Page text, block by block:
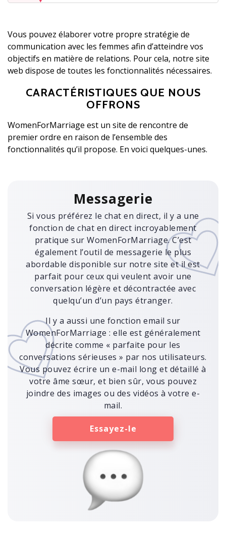
Vous pouvez élaborer votre propre stratégie de
communication avec les femmes afin d’atteindre vos
objectifs en matière de relations. Pour cela, notre site
web dispose de toutes les fonctionnalités nécessaires.
CARACTÉRISTIQUES QUE NOUS
OFFRONS
WomenForMarriage est un site de rencontre de
premier ordre en raison de l’ensemble des
fonctionnalités qu’il propose. En voici quelques-unes.
Messagerie
Si vous préférez le chat en direct, il y a une
fonction de chat en direct incroyablement
pratique sur WomenForMarriage. C’est
également l’outil de messagerie le plus
abordable disponible sur notre site et il est
parfait pour ceux qui veulent avoir une
conversation légère et décontractée avec
quelqu’un d’un pays étranger.
Il y a aussi une fonction email sur
WomenForMarriage : elle est généralement
décrite comme « parfaite pour les
conversations sérieuses » par nos utilisateurs.
Vous pouvez écrire un e-mail long et détaillé à
votre âme sœur, et bien sûr, vous pouvez
joindre des images ou des vidéos à votre e-
mail.
Essayez-le